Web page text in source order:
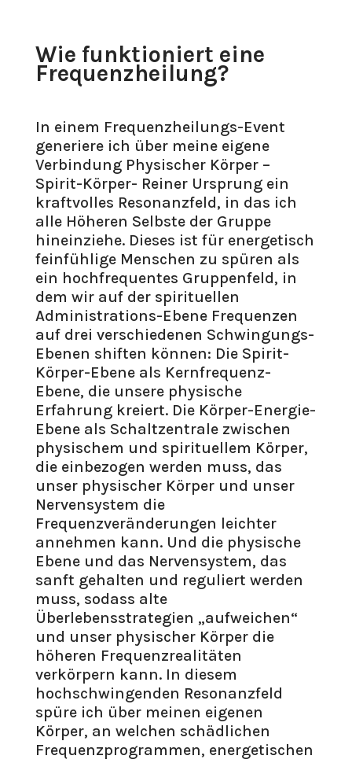
Wie funktioniert eine
Frequenzheilung?
In einem Frequenzheilungs-Event
generiere ich über meine eigene
Verbindung Physischer Körper –
Spirit-Körper- Reiner Ursprung ein
kraftvolles Resonanzfeld, in das ich
alle Höheren Selbste der Gruppe
hineinziehe. Dieses ist für energetisch
feinfühlige Menschen zu spüren als
ein hochfrequentes Gruppenfeld, in
dem wir auf der spirituellen
Administrations-Ebene Frequenzen
auf drei verschiedenen Schwingungs-
Ebenen shiften können: Die Spirit-
Körper-Ebene als Kernfrequenz-
Ebene, die unsere physische
Erfahrung kreiert. Die Körper-Energie-
Ebene als Schaltzentrale zwischen
physischem und spirituellem Körper,
die einbezogen werden muss, das
unser physischer Körper und unser
Nervensystem die
Frequenzveränderungen leichter
annehmen kann. Und die physische
Ebene und das Nervensystem, das
sanft gehalten und reguliert werden
muss, sodass alte
Überlebensstrategien „aufweichen“
und unser physischer Körper die
höheren Frequenzrealitäten
verkörpern kann. In diesem
hochschwingenden Resonanzfeld
spüre ich über meinen eigenen
Körper, an welchen schädlichen
Frequenzprogrammen, energetischen